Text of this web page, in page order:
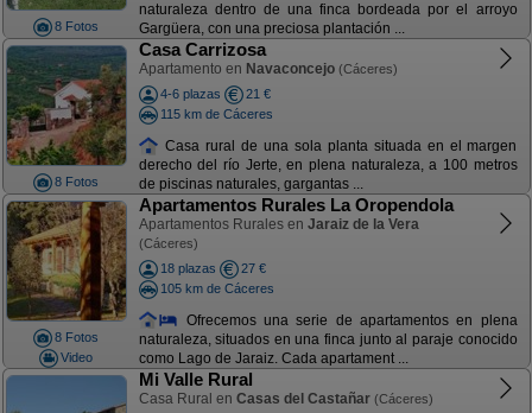
8 Fotos
naturaleza dentro de una finca bordeada por el arroyo
Gargüera, con una preciosa plantación ...
8 Fotos
Casa Carrizosa
Apartamento en Navaconcejo (Cáceres)
4-6 plazas
21 €
115 km de Cáceres
Casa rural de una sola planta situada en el margen
derecho del río Jerte, en plena naturaleza, a 100 metros
de piscinas naturales, gargantas ...
8 Fotos
Video
Apartamentos Rurales La Oropendola
Apartamentos Rurales en Jaraiz de la Vera
(Cáceres)
18 plazas
27 €
105 km de Cáceres
Ofrecemos una serie de apartamentos en plena
naturaleza, situados en una finca junto al paraje conocido
como Lago de Jaraiz. Cada apartament ...
Mi Valle Rural
Casa Rural en Casas del Castañar (Cáceres)